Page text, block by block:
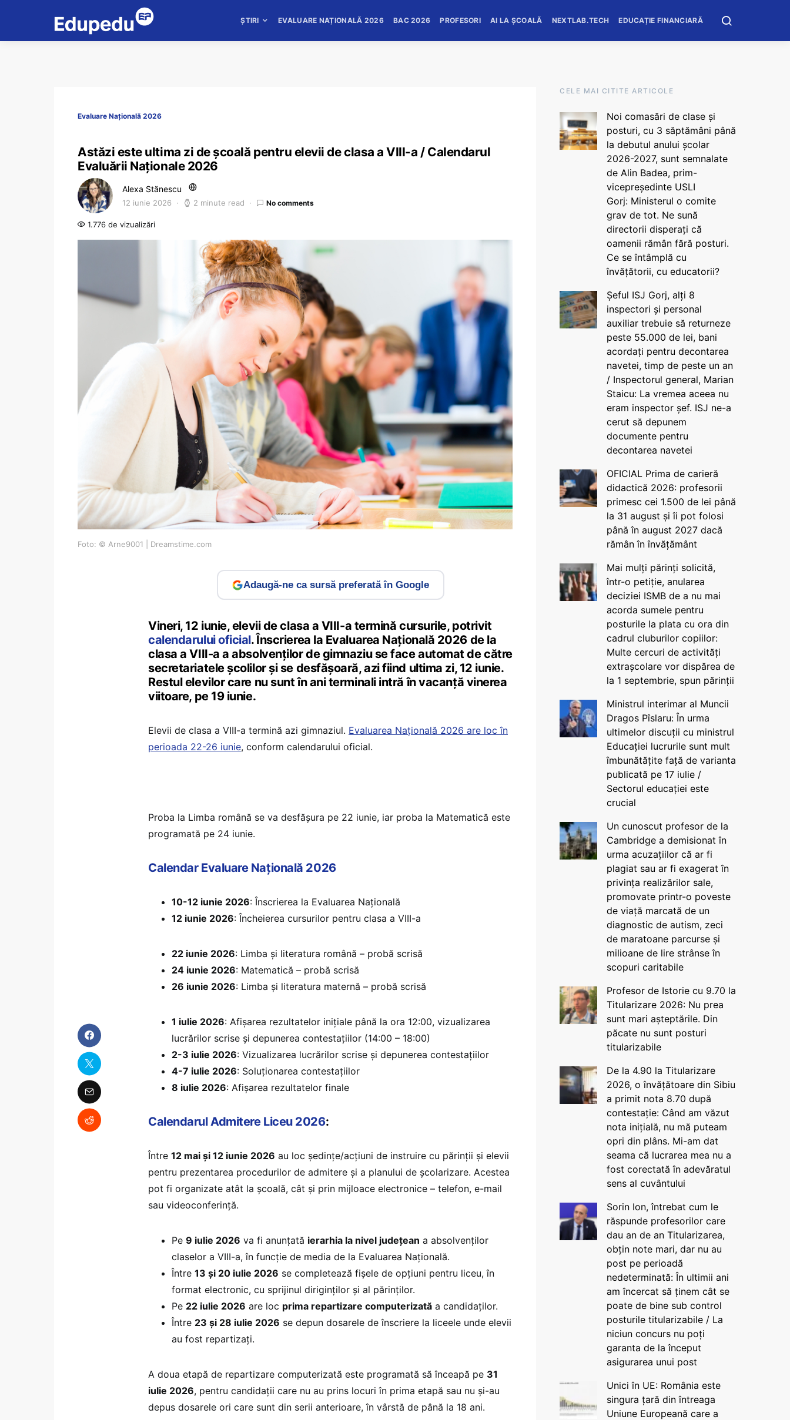
ȘTIRI EVALUARE NAȚIONALĂ 2026 BAC 2026 PROFESORI AI LA ȘCOALĂ NEXTLAB.TECH EDUCAȚIE FINANCIARĂ
Evaluare Națională 2026
Astăzi este ultima zi de școală pentru elevii de clasa a VIII-a / Calendarul
Evaluării Naționale 2026
Alexa Stănescu
12 iunie 2026 2 minute read No comments
1.776 de vizualizări
Foto: © Arne9001 | Dreamstime.com
Adaugă-ne ca sursă preferată în Google
Vineri, 12 iunie, elevii de clasa a VIII-a termină cursurile, potrivit
calendarului oficial. Înscrierea la Evaluarea Națională 2026 de la
clasa a VIII-a a absolvenților de gimnaziu se face automat de către
secretariatele școlilor și se desfășoară, azi fiind ultima zi, 12 iunie.
Restul elevilor care nu sunt în ani terminali intră în vacanță vinerea
viitoare, pe 19 iunie.
Elevii de clasa a VIII-a termină azi gimnaziul. Evaluarea Națională 2026 are loc în
perioada 22-26 iunie, conform calendarului oficial.
Proba la Limba română se va desfășura pe 22 iunie, iar proba la Matematică este
programată pe 24 iunie.
Calendar Evaluare Națională 2026
10-12 iunie 2026: Înscrierea la Evaluarea Națională
12 iunie 2026: Încheierea cursurilor pentru clasa a VIII-a
22 iunie 2026: Limba și literatura română – probă scrisă
24 iunie 2026: Matematică – probă scrisă
26 iunie 2026: Limba și literatura maternă – probă scrisă
1 iulie 2026: Afișarea rezultatelor inițiale până la ora 12:00, vizualizarea
lucrărilor scrise și depunerea contestațiilor (14:00 – 18:00)
2-3 iulie 2026: Vizualizarea lucrărilor scrise și depunerea contestațiilor
4-7 iulie 2026: Soluționarea contestațiilor
8 iulie 2026: Afișarea rezultatelor finale
Calendarul Admitere Liceu 2026:
Între 12 mai și 12 iunie 2026 au loc ședinţe/acțiuni de instruire cu părinţii şi elevii
pentru prezentarea procedurilor de admitere şi a planului de școlarizare. Acestea
pot fi organizate atât la școală, cât și prin mijloace electronice – telefon, e-mail
sau videoconferință.
Pe 9 iulie 2026 va fi anunţată ierarhia la nivel judeţean a absolvenţilor
claselor a VIII-a, în funcție de media de la Evaluarea Națională.
Între 13 și 20 iulie 2026 se completează fișele de opțiuni pentru liceu, în
format electronic, cu sprijinul diriginților și al părinților.
Pe 22 iulie 2026 are loc prima repartizare computerizată a candidaților.
Între 23 și 28 iulie 2026 se depun dosarele de înscriere la liceele unde elevii
au fost repartizați.
A doua etapă de repartizare computerizată este programată să înceapă pe 31
iulie 2026, pentru candidații care nu au prins locuri în prima etapă sau nu și-au
depus dosarele ori care sunt din serii anterioare, în vârstă de până la 18 ani.
CELE MAI CITITE ARTICOLE
Noi comasări de clase și
posturi, cu 3 săptămâni până
la debutul anului școlar
2026-2027, sunt semnalate
de Alin Badea, prim-
vicepreședinte USLI
Gorj: Ministerul o comite
grav de tot. Ne sună
directorii disperați că
oamenii rămân fără posturi.
Ce se întâmplă cu
învățătorii, cu educatorii?
Șeful ISJ Gorj, alți 8
inspectori și personal
auxiliar trebuie să returneze
peste 55.000 de lei, bani
acordați pentru decontarea
navetei, timp de peste un an
/ Inspectorul general, Marian
Staicu: La vremea aceea nu
eram inspector șef. ISJ ne-a
cerut să depunem
documente pentru
decontarea navetei
OFICIAL Prima de carieră
didactică 2026: profesorii
primesc cei 1.500 de lei până
la 31 august și îi pot folosi
până în august 2027 dacă
rămân în învățământ
Mai mulți părinți solicită,
într-o petiție, anularea
deciziei ISMB de a nu mai
acorda sumele pentru
posturile la plata cu ora din
cadrul cluburilor copiilor:
Multe cercuri de activități
extrașcolare vor dispărea de
la 1 septembrie, spun părinții
Ministrul interimar al Muncii
Dragos Pîslaru: În urma
ultimelor discuții cu ministrul
Educației lucrurile sunt mult
îmbunătățite față de varianta
publicată pe 17 iulie /
Sectorul educației este
crucial
Un cunoscut profesor de la
Cambridge a demisionat în
urma acuzațiilor că ar fi
plagiat sau ar fi exagerat în
privința realizărilor sale,
promovate printr-o poveste
de viață marcată de un
diagnostic de autism, zeci
de maratoane parcurse și
milioane de lire strânse în
scopuri caritabile
Profesor de Istorie cu 9.70 la
Titularizare 2026: Nu prea
sunt mari așteptările. Din
păcate nu sunt posturi
titularizabile
De la 4.90 la Titularizare
2026, o învățătoare din Sibiu
a primit nota 8.70 după
contestație: Când am văzut
nota inițială, nu mă puteam
opri din plâns. Mi-am dat
seama că lucrarea mea nu a
fost corectată în adevăratul
sens al cuvântului
Sorin Ion, întrebat cum le
răspunde profesorilor care
dau an de an Titularizarea,
obțin note mari, dar nu au
post pe perioadă
nedeterminată: În ultimii ani
am încercat să ținem cât se
poate de bine sub control
posturile titularizabile / La
niciun concurs nu poți
garanta de la început
asigurarea unui post
Unici în UE: România este
singura țară din întreaga
Uniune Europeană care a